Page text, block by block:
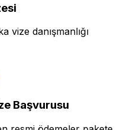
vize danışmanlığı
Başvurusu